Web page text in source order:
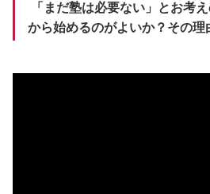
「まだ塾は必要ない」とお考
から始めるのがよいか？その理